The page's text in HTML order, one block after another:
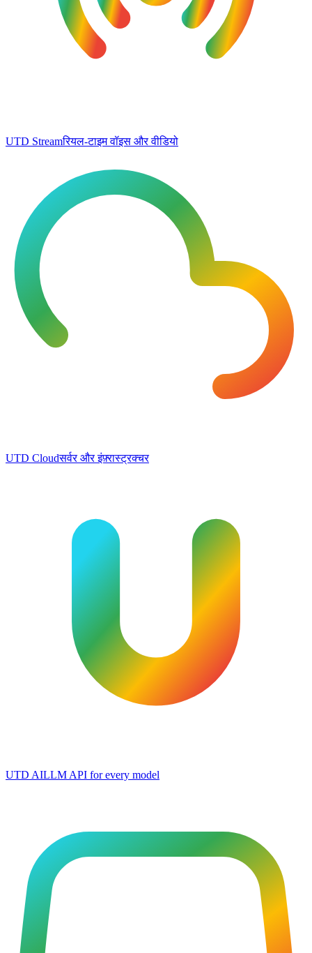
UTD Streamरियल-टाइम वॉइस और वीडियो
UTD Cloudसर्वर और इंफ़्रास्ट्रक्चर
UTD AILLM API for every model